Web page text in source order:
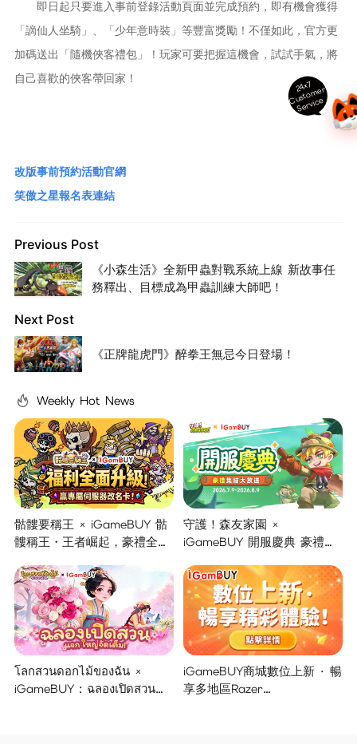
即日起只要進入事前登錄活動頁面並完成預約，即有機會獲得
「謫仙人坐騎」、「少年意時裝」等豐富獎勵！不僅如此，官方更
加碼送出「隨機俠客禮包」！玩家可要把握這機會，試試手氣，將
自己喜歡的俠客帶回家！
改版事前預約活動官網
笑傲之星報名表連結
Previous Post
《小森生活》全新甲蟲對戰系統上線 新故事任
務釋出、目標成為甲蟲訓練大師吧！
Next Post
《正牌龍虎門》醉拳王無忌今日登場！
Weekly Hot News
骷髏要稱王 × iGameBUY 骷
髏稱王・王者崛起，豪禮全面
守護！森友家園 ×
iGameBUY 開服慶典 豪禮集
โลกสวนดอกไม้ของฉัน ×
iGameBUY : ฉลองเปิดสวน
iGameBUY商城數位上新 · 暢
享多地區Razer
24x7
C
ust
o
m
er
S
ervi
c
e